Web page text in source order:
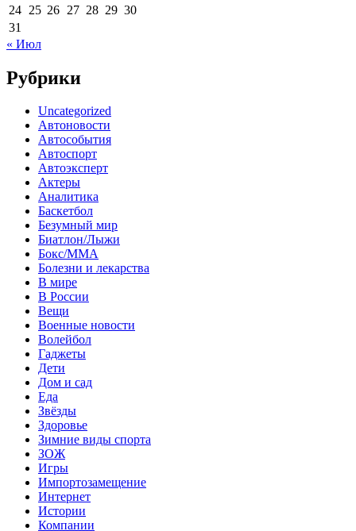
24 25 26 27 28 29 30
31
« Июл
Рубрики
Uncategorized
Автоновости
Автособытия
Автоспорт
Автоэксперт
Актеры
Аналитика
Баскетбол
Безумный мир
Биатлон/Лыжи
Бокс/MMA
Болезни и лекарства
В мире
В России
Вещи
Военные новости
Волейбол
Гаджеты
Дети
Дом и сад
Еда
Звёзды
Здоровье
Зимние виды спорта
ЗОЖ
Игры
Импортозамещение
Интернет
Истории
Компании